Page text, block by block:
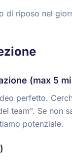
di riposo nel
(max 5
perfetto.
team". Se non
potenziale.